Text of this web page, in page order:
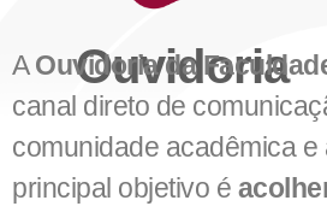
Ouvidoria
AOuvidoria da
canal direto de
comunidade acadêmica e
principal objetivo é